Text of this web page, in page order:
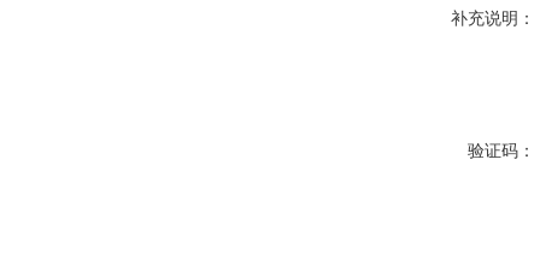
补充说明：
验证码：